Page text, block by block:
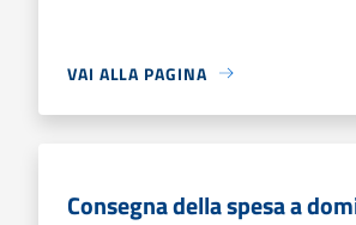
VAI ALLA PAGINA
Consegna della spesa a